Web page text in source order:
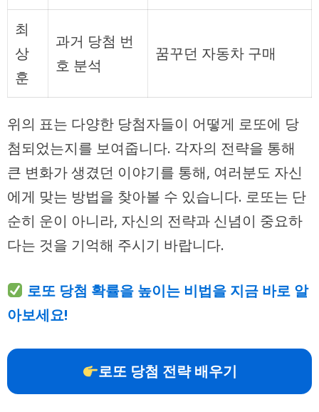
최
상
훈
과거 당첨 번
호 분석
꿈꾸던 자동차 구매
위의 표는 다양한 당첨자들이 어떻게 로또에 당
첨되었는지를 보여줍니다. 각자의 전략을 통해
큰 변화가 생겼던 이야기를 통해, 여러분도 자신
에게 맞는 방법을 찾아볼 수 있습니다. 로또는 단
순히 운이 아니라, 자신의 전략과 신념이 중요하
다는 것을 기억해 주시기 바랍니다.
로또 당첨 확률을 높이는 비법을 지금 바로 알
아보세요!
로또 당첨 전략 배우기